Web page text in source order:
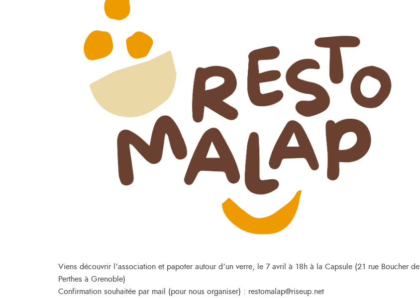
Viens découvrir l’association et papoter autour d’un verre, le 7 avril à 18h à la Capsule (21 rue Boucher de
Perthes à Grenoble)
Confirmation souhaitée par mail (pour nous organiser) : restomalap@riseup.net